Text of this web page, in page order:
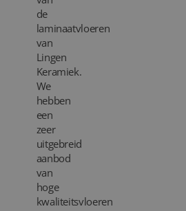
Reviews
Contact
de
laminaatvloeren
van
Lingen
Keramiek.
We
hebben
een
zeer
uitgebreid
aanbod
van
hoge
kwaliteitsvloeren